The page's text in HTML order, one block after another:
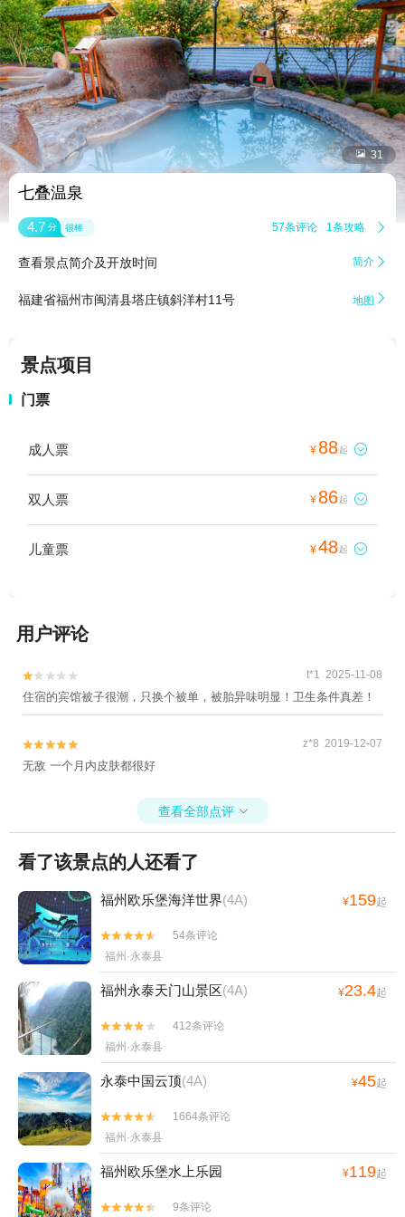
 31
七叠温泉
4.7 分 很棒 57条评论 1条攻略 
查看景点简介及开放时间 简介 
福建省福州市闽清县塔庄镇斜洋村11号 地图 
景点项目
门票
成人票 ¥ 88起 
双人票 ¥ 86起 
儿童票 ¥48起 
用户评论

 t*1 2025-11-08
住宿的宾馆被子很潮，只换个被单，被胎异味明显！卫生条件真差！

 z*8 2019-12-07
无敌 一个月内皮肤都很好
查看全部点评 
看了该景点的人还看了
福州欧乐堡海洋世界(4A) ¥159起


54条评论
福州·永泰县
福州永泰天门山景区(4A) ¥23.4起


412条评论
福州·永泰县
永泰中国云顶(4A) ¥45起


1664条评论
福州·永泰县
福州欧乐堡水上乐园 ¥119起

 9条评论
